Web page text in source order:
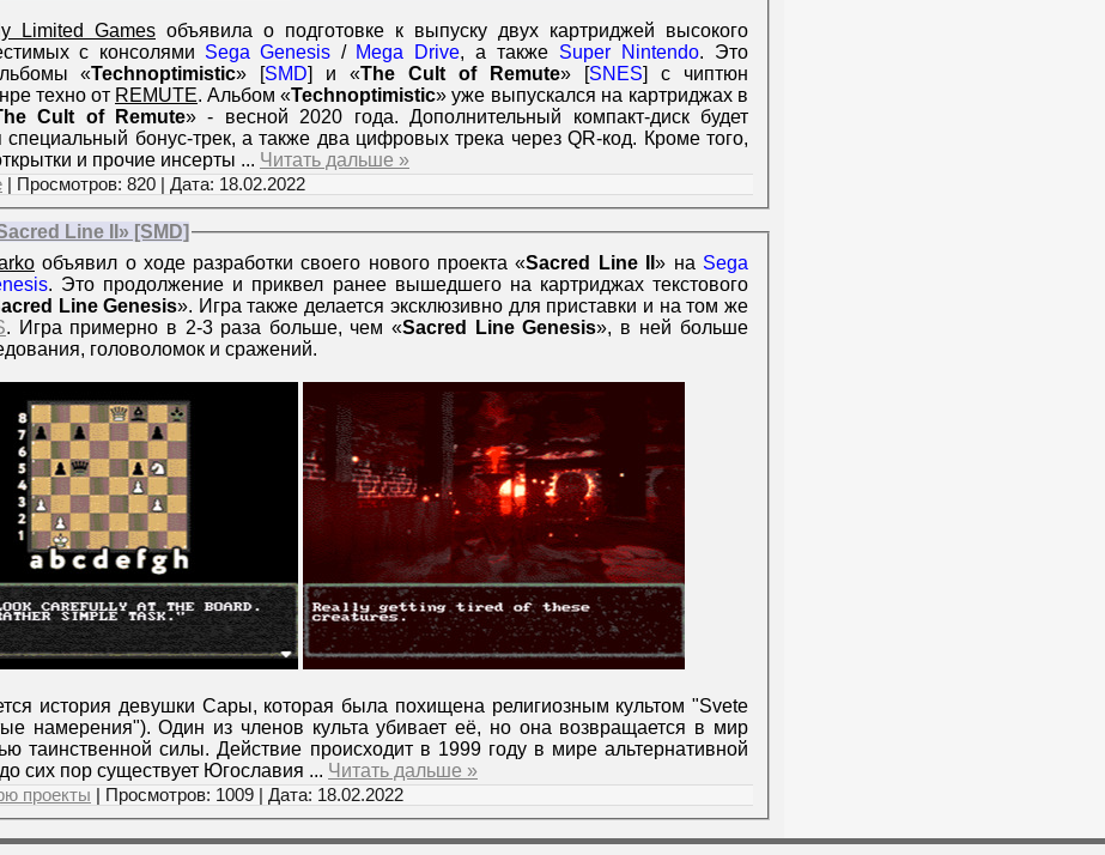
Limited Games объявила о подготовке к выпуску двух картриджей высокого
с консолями Sega Genesis / Mega Drive, а также Super Nintendo. Это
«Technoptimistic» [SMD] и «The Cult of Remute» [SNES] с чиптюн
техно от REMUTE. Альбом «Technoptimistic» уже выпускался на картриджах в
Cult of Remute» - весной 2020 года. Дополнительный компакт-диск будет
специальный бонус-трек, а также два цифровых трека через QR-код. Кроме того,
и прочие инсерты ... Читать дальше »
| Просмотров: 820 | Дата: 18.02.2022
Line II» [SMD]
объявил о ходе разработки своего нового проекта «Sacred Line II » на Sega
. Это продолжение и приквел ранее вышедшего на картриджах текстового
Line Genesis». Игра также делается эксклюзивно для приставки и на том же
. Игра примерно в 2-3 раза больше, чем «Sacred Line Genesis», в ней больше
головоломок и сражений.
история девушки Сары, которая была похищена религиозным культом "Svete
намерения"). Один из членов культа убивает её, но она возвращается в мир
таинственной силы. Действие происходит в 1999 году в мире альтернативной
сих пор существует Югославия ... Читать дальше »
проекты | Просмотров: 1009 | Дата: 18.02.2022